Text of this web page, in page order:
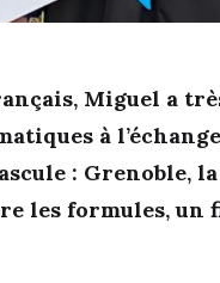
Miguel a
à
: Grenoble,
les formules,